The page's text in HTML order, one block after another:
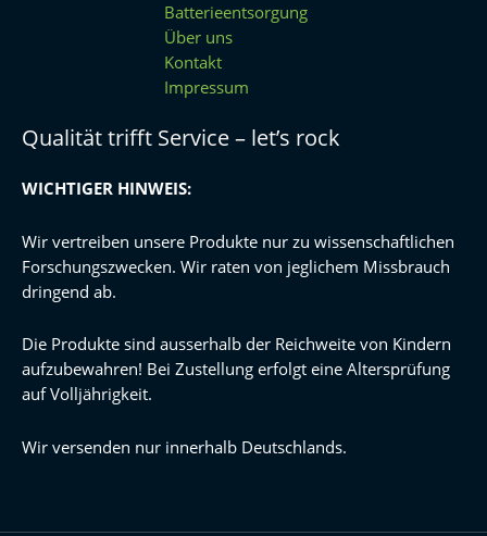
Batterieentsorgung
Über uns
Kontakt
Impressum
Qualität trifft Service – let’s rock
WICHTIGER HINWEIS:
Wir vertreiben unsere Produkte nur zu wissenschaftlichen
Forschungszwecken. Wir raten von jeglichem Missbrauch
dringend ab.
Die Produkte sind ausserhalb der Reichweite von Kindern
aufzubewahren! Bei Zustellung erfolgt eine Altersprüfung
auf Volljährigkeit.
Wir versenden nur innerhalb Deutschlands.